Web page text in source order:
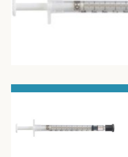
RONTGEN
SCHEERAPPARATEN + TOEBEHOREN
TANDUNIT - PEDICUREMOTOR
IDENTIFICATIE